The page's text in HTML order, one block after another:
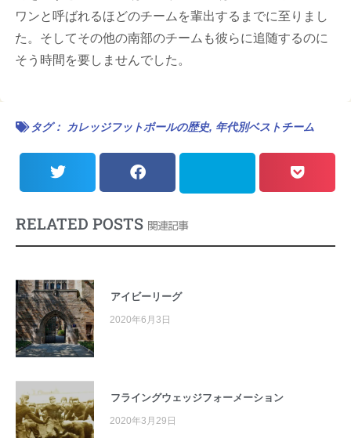
ワンと呼ばれるほどのチームを輩出するまでに至りまし
た。そしてその他の南部のチームも彼らに追随するのに
そう時間を要しませんでした。
タグ： カレッジフットボールの歴史, 年代別ベストチーム
RELATED POSTS 関連記事
アイビーリーグ
2020年6月3日
フライングウェッジフォーメーション
2020年3月29日